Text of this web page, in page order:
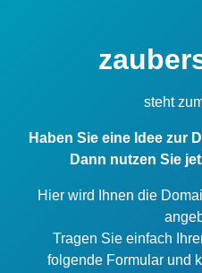
steht
Haben Sie eine Idee zur
Dann nutzen Sie
Hier wird Ihnen die
Tragen Sie einfach
folgende Formular und